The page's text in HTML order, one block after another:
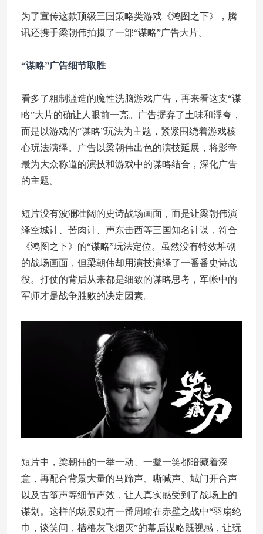
为了宣传这款顶级三国策略类游戏《鸿图之下》，腾
讯还携手梁朝伟拍摄了一部“谋略”广告大片。
“谋略”广告细节取胜
看多了粗制滥造的魔性洗脑游戏广告，再来看这支“谋
略”大片的确让人眼前一亮。广告摒弃了土味和浮夸，
而是以游戏的“谋略”玩法为主题，紧紧围绕着游戏核
心玩法演绎。广告以梁朝伟出色的演技延展，将影帝
最为大众称道的演技和游戏中的谋略结合，深化广告
的主题。
短片没有波澜壮阔的史诗战场画面，而是让梁朝伟演
绎空城计、苦肉计、声东击西等三国知名计谋，符合
《鸿图之下》的“谋略”玩法定位。虽然没有特效堆砌
的战场画面，但梁朝伟却用演技演绎了一番番史诗战
役。打仗的背后从来都是细致的谋略思考，军帐中的
军师才是战争胜败的决定因素。
短片中，梁朝伟的一举一动、一颦一笑都暗藏着深
意，再配合背景大量的马蹄声、嘶喊声、城门开合声
以及古筝声等细节声效，让人真实感受到了战场上的
谋划。这样的场景颇有一番周瑜在赤壁之战中“羽扇纶
巾，谈笑间，樯橹灰飞烟灭”的幕后谋略既视感，让玩